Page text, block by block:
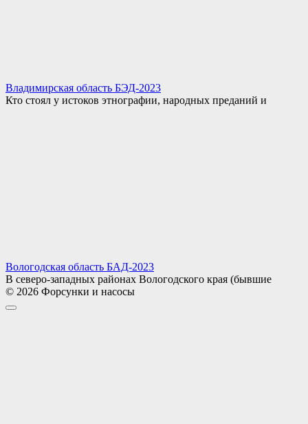
Владимирская область БЭД-2023
Кто стоял у истоков этнографии, народных преданий и
Вологодская область БАД-2023
В северо-западных районах Вологодского края (бывшие
© 2026 Форсунки и насосы